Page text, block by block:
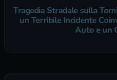
Tragedia Stradale sulla
un Terribile Incidente
Auto e un